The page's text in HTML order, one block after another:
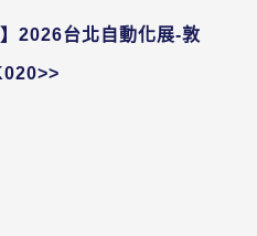
】2026台北自動化展-敦